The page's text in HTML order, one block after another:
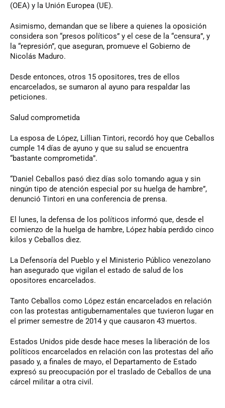
(OEA) y la Unión Europea (UE).
Asimismo, demandan que se libere a quienes la oposición
considera son “presos políticos” y el cese de la “censura”, y
la “represión”, que aseguran, promueve el Gobierno de
Nicolás Maduro.
Desde entonces, otros 15 opositores, tres de ellos
encarcelados, se sumaron al ayuno para respaldar las
peticiones.
Salud comprometida
La esposa de López, Lillian Tintori, recordó hoy que Ceballos
cumple 14 días de ayuno y que su salud se encuentra
“bastante comprometida”.
“Daniel Ceballos pasó diez días solo tomando agua y sin
ningún tipo de atención especial por su huelga de hambre”,
denunció Tintori en una conferencia de prensa.
El lunes, la defensa de los políticos informó que, desde el
comienzo de la huelga de hambre, López había perdido cinco
kilos y Ceballos diez.
La Defensoría del Pueblo y el Ministerio Público venezolano
han asegurado que vigilan el estado de salud de los
opositores encarcelados.
Tanto Ceballos como López están encarcelados en relación
con las protestas antigubernamentales que tuvieron lugar en
el primer semestre de 2014 y que causaron 43 muertos.
Estados Unidos pide desde hace meses la liberación de los
políticos encarcelados en relación con las protestas del año
pasado y, a finales de mayo, el Departamento de Estado
expresó su preocupación por el traslado de Ceballos de una
cárcel militar a otra civil.